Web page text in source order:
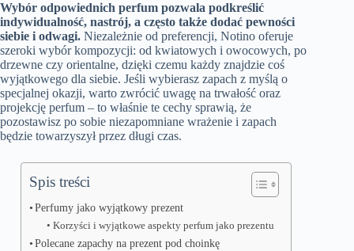
Wybór odpowiednich perfum pozwala podkreślić
indywidualność, nastrój, a często także dodać pewności
siebie i odwagi. Niezależnie od preferencji, Notino oferuje
szeroki wybór kompozycji: od kwiatowych i owocowych, po
drzewne czy orientalne, dzięki czemu każdy znajdzie coś
wyjątkowego dla siebie. Jeśli wybierasz zapach z myślą o
specjalnej okazji, warto zwrócić uwagę na trwałość oraz
projekcję perfum – to właśnie te cechy sprawią, że
pozostawisz po sobie niezapomniane wrażenie i zapach
będzie towarzyszył przez długi czas.
Spis treści
Perfumy jako wyjątkowy prezent
Korzyści i wyjątkowe aspekty perfum jako prezentu
Polecane zapachy na prezent pod choinkę